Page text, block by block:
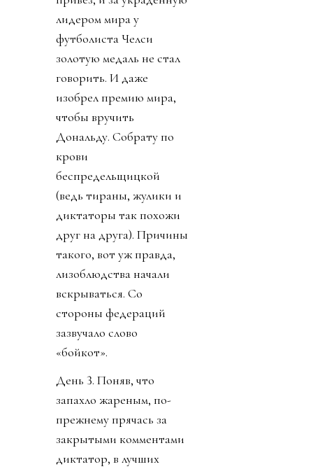
лидером мира у
футболиста Челси
золотую медаль не стал
говорить. И даже
изобрел премию мира,
чтобы вручить
Дональду. Собрату по
крови
беспредельщицкой
(ведь тираны, жулики и
диктаторы так похожи
друг на друга). Причины
такого, вот уж правда,
лизоблюдства начали
вскрываться. Со
стороны федераций
зазвучало слово
«бойкот».
День 3. Поняв, что
запахло жареным, по-
прежнему прячась за
закрытыми комментами
диктатор, в лучших